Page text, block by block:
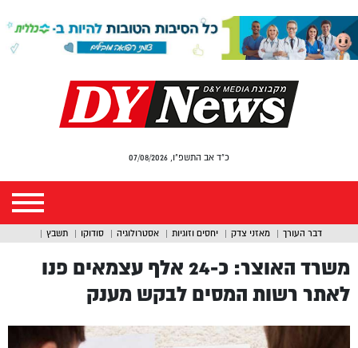
כ"ד אב התשפ"ו, 07/08/2026
דבר העורך מאזני צדק יחסים וזוגיות אסטרולוגיה סודוקו תשבץ
משרד האוצר: כ-24 אלף עצמאים פנו
לאתר רשות המסים לבקש מענק